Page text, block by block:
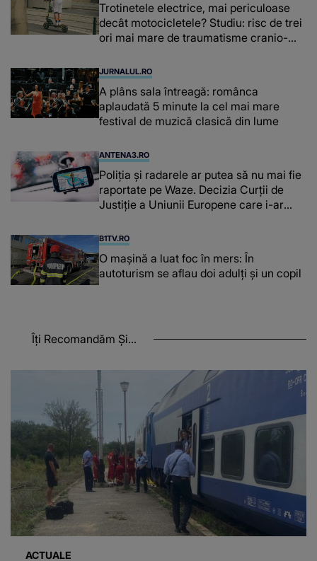
Trotinetele electrice, mai periculoase
decât motocicletele? Studiu: risc de trei
ori mai mare de traumatisme cranio-
JURNALUL.RO
A plâns sala întreagă: românca
aplaudată 5 minute la cel mai mare
festival de muzică clasică din lume
ANTENA3.RO
Poliţia şi radarele ar putea să nu mai fie
raportate pe Waze. Decizia Curţii de
Justiție a Uniunii Europene care i-ar
B1TV.RO
O maşină a luat foc în mers: În
autoturism se aflau doi adulți și un copil
Îți Recomandăm Și...
ACTUALE